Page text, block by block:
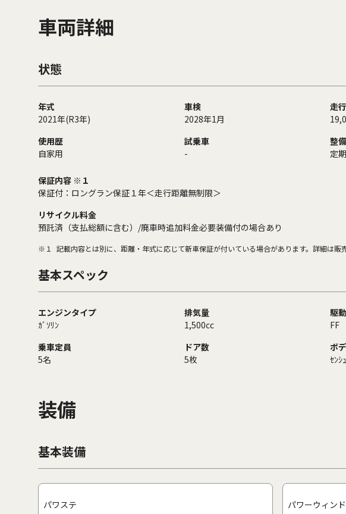
車両詳細
状態
年式
2021年(R3年)
車検
2028年1月
走
使用歴
自家用
試乗車
-
整備
定
保証内容 ※１
保証付：ロングラン保証１年＜走行距離無制限＞
リサイクル料金
預託済（支払総額に含む）/廃車時追加料金必要装備付の場合あり
※１ 記載内容とは別に、距離・年式に応じて新車保証が付いている場合があります。詳細は販
基本スペック
エンジンタイプ
ｶﾞｿﾘﾝ
排気量
1,500cc
駆
FF
乗車定員
5名
ドア数
5枚
ボ
ｾﾝｼ
装備
基本装備
パワステ パワーウィン